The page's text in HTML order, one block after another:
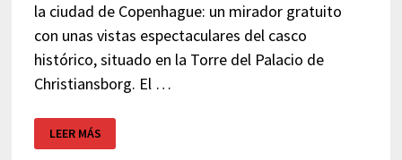
la ciudad de Copenhague: un mirador gratuito
con unas vistas espectaculares del casco
histórico, situado en la Torre del Palacio de
Christiansborg. El …
MIRADOR
GRATUITO
EN
LEER MÁS